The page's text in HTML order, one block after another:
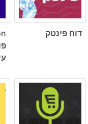
דוח פינטק